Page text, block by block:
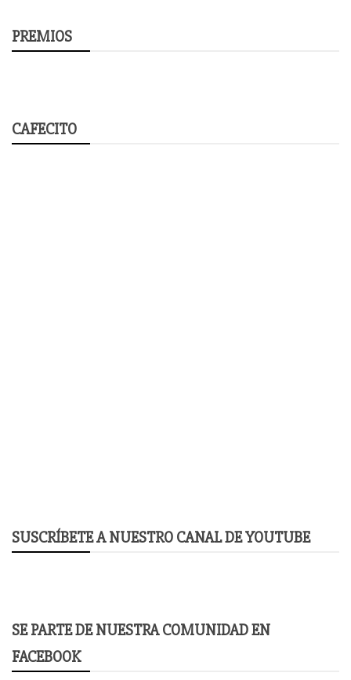
PREMIOS
CAFECITO
SUSCRÍBETE A NUESTRO CANAL DE YOUTUBE
SE PARTE DE NUESTRA COMUNIDAD EN
FACEBOOK